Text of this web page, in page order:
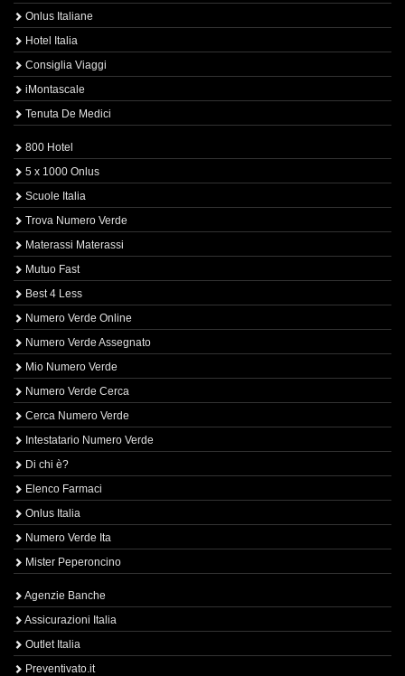
Onlus Italiane
Hotel Italia
Consiglia Viaggi
iMontascale
Tenuta De Medici
800 Hotel
5 x 1000 Onlus
Scuole Italia
Trova Numero Verde
Materassi Materassi
Mutuo Fast
Best 4 Less
Numero Verde Online
Numero Verde Assegnato
Mio Numero Verde
Numero Verde Cerca
Cerca Numero Verde
Intestatario Numero Verde
Di chi è?
Elenco Farmaci
Onlus Italia
Numero Verde Ita
Mister Peperoncino
Agenzie Banche
Assicurazioni Italia
Outlet Italia
Preventivato.it